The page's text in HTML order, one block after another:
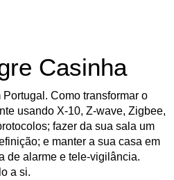
Casinha
Como transformar o
usando X-10, Z-wave, Zigbee,
fazer da sua sala um
e manter a sua casa em
de alarme e tele-vigilância.
a si.